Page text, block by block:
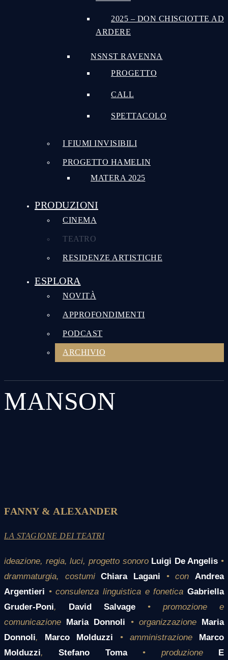
2025 – DON CHISCIOTTE AD
ARDERE
NSNST RAVENNA
PROGETTO
CALL
SPETTACOLO
I FIUMI INVISIBILI
PROGETTO HAMELIN
MATERA 2025
PRODUZIONI
CINEMA
TEATRO
RESIDENZE ARTISTICHE
ESPLORA
NOVITÀ
APPROFONDIMENTI
PODCAST
ARCHIVIO
MANSON
FANNY & ALEXANDER
LA STAGIONE DEI TEATRI
ideazione, regia, luci, progetto sonoro Luigi De Angelis •
drammaturgia, costumiChiara Lagani • conAndrea
Argentieri • consulenza linguistica e fonetica Gabriella
Gruder-Poni, David Salvage • promozione e
comunicazione Maria Donnoli • organizzazione Maria
Donnoli, Marco Molduzzi • amministrazione Marco
Molduzzi,Stefano Toma• produzione E